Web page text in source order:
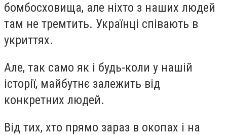
бомбосховища, але ніхто з наших людей
там не тремтить. Українці співають в
укриттях.
Але, так само як і будь-коли у нашій
історії, майбутнє залежить від
конкретних людей.
Від тих, хто прямо зараз в окопах і на